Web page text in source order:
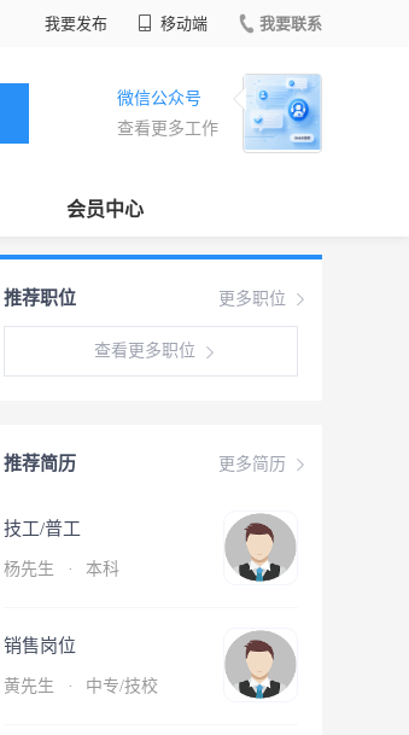
我要发布 移动端 我要联系
微信公众号
查看更多工作
会员中心
更多职位
推荐职位
查看更多职位
更多简历
推荐简历
技工/普工
杨先生 · 本科
销售岗位
黄先生 · 中专/技校